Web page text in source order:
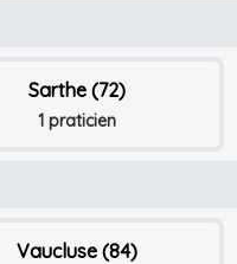
Sarthe (72)
1 praticien
Vaucluse (84)